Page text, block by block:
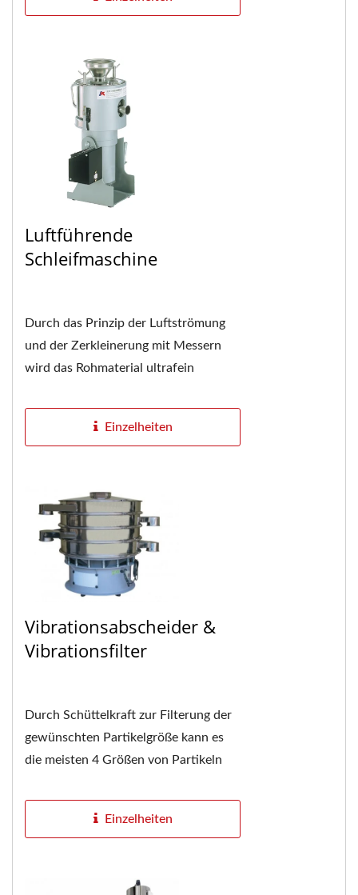
Luftführende
Schleifmaschine
Durch das Prinzip der Luftströmung
und der Zerkleinerung mit Messern
wird das Rohmaterial ultrafein
Kleinproduktion in jeder...
Einzelheiten
Vibrationsabscheider &
Vibrationsfilter
Durch Schüttelkraft zur Filterung der
gewünschten Partikelgröße kann es
die meisten 4 Größen von Partikeln
verarbeiten. Schneller...
Einzelheiten